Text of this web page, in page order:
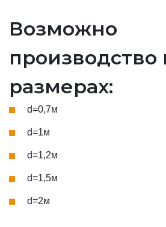
Возможно
производство
размерах:
d=0,7м
d=1м
d=1,2м
d=1,5м
d=2м